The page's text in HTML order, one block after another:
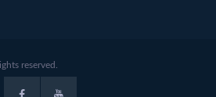
reserved.